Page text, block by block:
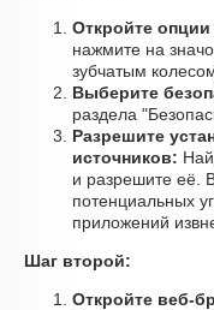
Откройте опции
нажмите на
зубчатым
Выберите
раздела
Разрешите
источников:
и разрешите её.
потенциальных
приложений
Шаг второй:
Откройте веб-